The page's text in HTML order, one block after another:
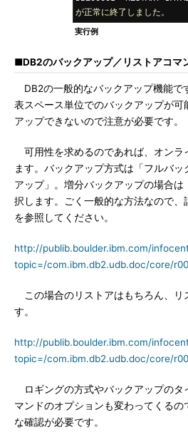
が正常に終了しました。
実行例
■DB2のバックアップ／リストアコマ
DB2の一般的なバックアップ機能で
表スペース単位でのバックアップが可
アップできないので注意が必要です。
可用性を求めるのであれば、オンラ
ます。バックアップ方式は「フルバ
アップ」。増分バックアップの場合
択します。ごく一般的な方法なので
を参照してください。
http://publib.boulder.ibm.com/
topic=/com.ibm.db2.udb.doc/core/
この場合のリストアはもちろん、リ
す。
http://publib.boulder.ibm.com/
topic=/com.ibm.db2.udb.doc/core/
ロギングの方式やバックアップのタ
マンドのオプションも変わってくる
な確認が必要です。